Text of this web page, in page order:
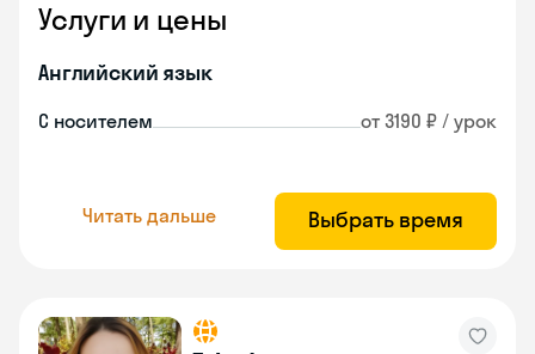
Услуги и цены
Английский язык
С носителем от 3190 ₽ / урок
Читать дальше Выбрать время